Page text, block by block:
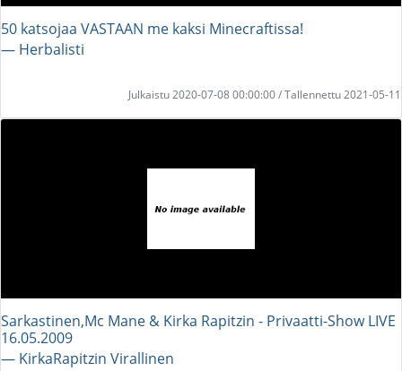
50 katsojaa VASTAAN me kaksi Minecraftissa!
― Herbalisti
Julkaistu 2020-07-08 00:00:00 / Tallennettu 2021-05-11
Sarkastinen,Mc Mane & Kirka Rapitzin - Privaatti-Show LIVE
16.05.2009
― KirkaRapitzin Virallinen